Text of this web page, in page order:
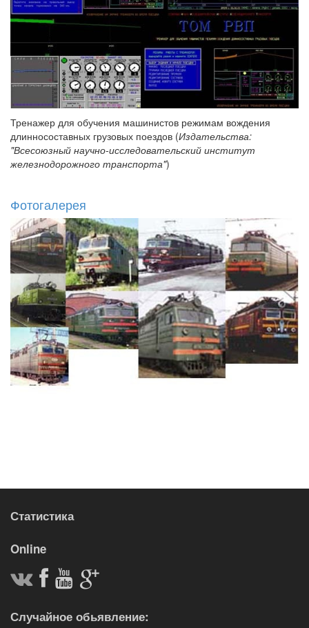
Тренажер для обучения машинистов режимам вождения
длинносоставных грузовых поездов (Издательства:
"Всесоюзный научно-исследовательский институт
железнодорожного транспорта")
Фотогалерея
Статистика
Online
Случайное обьявление: